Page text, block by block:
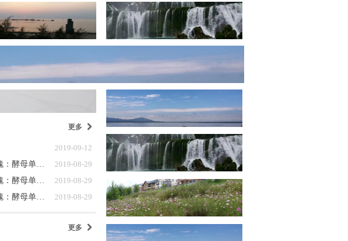
更多 낑
2019-09-12
2019-08-29
转录因子万花丛中的夏日玫瑰：酵母单杂交系统
2019-08-29
转录因子万花丛中的夏日玫瑰：酵母单杂交系统
2019-08-29
转录因子万花丛中的夏日玫瑰：酵母单杂交系统
更多 낑